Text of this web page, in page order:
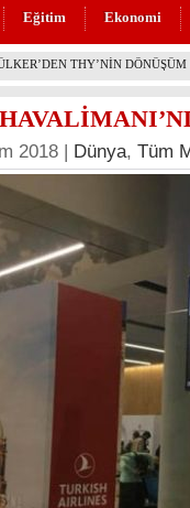
Eğitim Ekonomi
DOLULUKTA TEMMUZ
2018 | Dünya, Tüm